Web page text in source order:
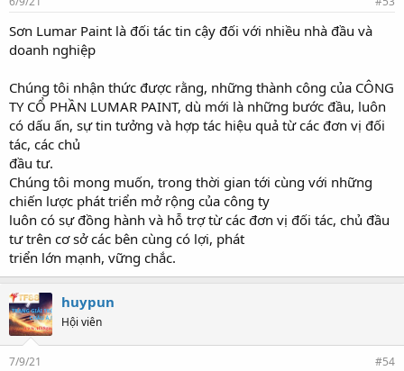
Sơn Lumar Paint là đối tác tin cậy đối với nhiều nhà đầu và
doanh nghiệp
Chúng tôi nhận thức được rằng, những thành công của CÔNG
TY CỔ PHẦN LUMAR PAINT, dù mới là những bước đầu, luôn
có dấu ấn, sự tin tưởng và hợp tác hiệu quả từ các đơn vị đối
tác, các chủ
đầu tư.
Chúng tôi mong muốn, trong thời gian tới cùng với những
chiến lược phát triển mở rộng của công ty
luôn có sự đồng hành và hỗ trợ từ các đơn vị đối tác, chủ đầu
tư trên cơ sở các bên cùng có lợi, phát
triển lớn mạnh, vững chắc.
huypun
Hội viên
7/9/21 #54